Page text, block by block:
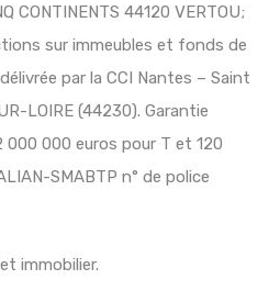
CONTINENTS 44120 VERTOU;
sur immeubles et fonds de
par la CCI Nantes – Saint
LOIRE (44230). Garantie
000 000 euros pour T et 120
SMABTP n° de police
immobilier.